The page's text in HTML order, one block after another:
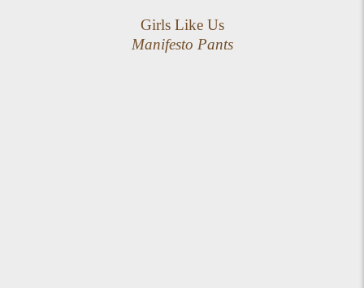
Girls Like Us
Manifesto Pants